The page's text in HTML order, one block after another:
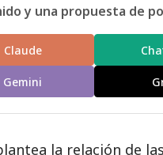
y una propuesta de
Claude
Gemini
la relación de